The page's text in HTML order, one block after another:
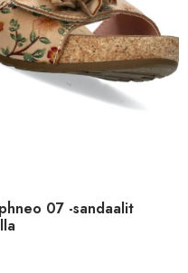
07 -sandaalit